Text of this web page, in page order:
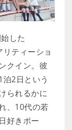
した
ティーショ
クイン。彼
2日という
られるかに
、10代の若
好きポー